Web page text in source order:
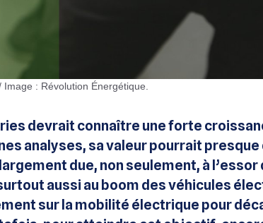
Image : Révolution Énergétique.
devrait connaître une forte
analyses, sa valeur pourrait
due, non seulement, à l’essor
aussi au boom des véhicules
sur la mobilité électrique pour